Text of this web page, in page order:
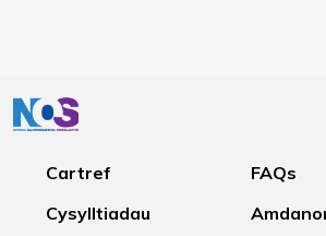
Cartref
FAQs
Cysylltiadau